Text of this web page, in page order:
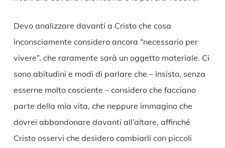
Devo analizzare davanti a Cristo che cosa
inconsciamente considero ancora “necessario per
vivere”, che raramente sarà un oggetto materiale. Ci
sono abitudini e modi di parlare che – insisto, senza
esserne molto cosciente – considero che facciano
parte della mia vita, che neppure immagino che
dovrei abbandonare davanti all’altare, affinché
Cristo osservi che desidero cambiarli con piccoli